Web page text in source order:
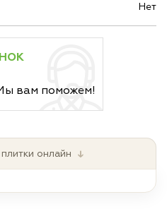
Нет
вам поможем!
онлайн ↓